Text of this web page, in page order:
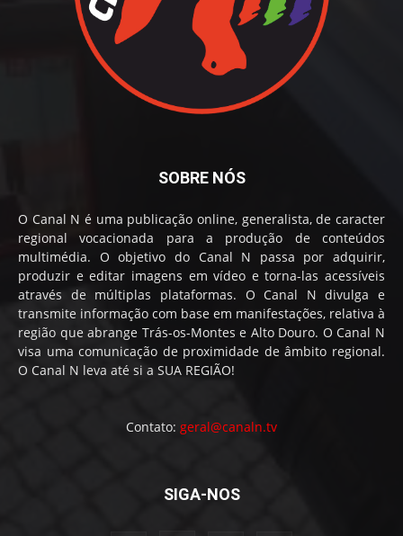
SOBRE NÓS
O Canal N é uma publicação online, generalista, de caracter
regional vocacionada para a produção de conteúdos
multimédia. O objetivo do Canal N passa por adquirir,
produzir e editar imagens em vídeo e torna-las acessíveis
através de múltiplas plataformas. O Canal N divulga e
transmite informação com base em manifestações, relativa à
região que abrange Trás-os-Montes e Alto Douro. O Canal N
visa uma comunicação de proximidade de âmbito regional.
O Canal N leva até si a SUA REGIÃO!
Contato: geral@canaln.tv
SIGA-NOS